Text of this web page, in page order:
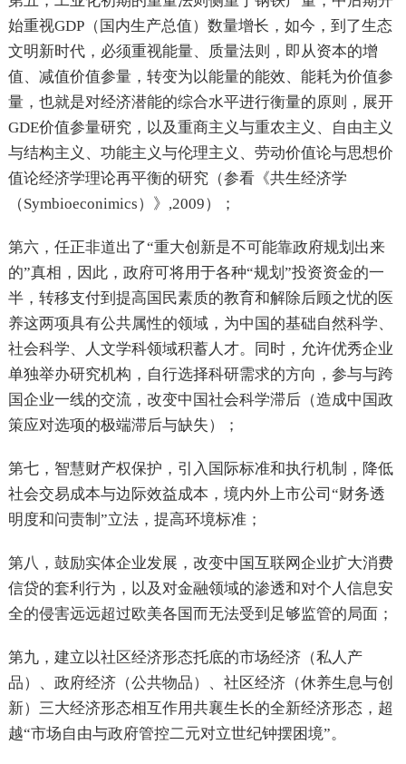
始重视GDP（国内生产总值）数量增长，如今，到了生态
文明新时代，必须重视能量、质量法则，即从资本的增
值、减值价值参量，转变为以能量的能效、能耗为价值参
量，也就是对经济潜能的综合水平进行衡量的原则，展开
GDE价值参量研究，以及重商主义与重农主义、自由主义
与结构主义、功能主义与伦理主义、劳动价值论与思想价
值论经济学理论再平衡的研究（参看《共生经济学
（Symbioeconimics）》,2009）；
第六，任正非道出了“重大创新是不可能靠政府规划出来
的”真相，因此，政府可将用于各种“规划”投资资金的一
半，转移支付到提高国民素质的教育和解除后顾之忧的医
养这两项具有公共属性的领域，为中国的基础自然科学、
社会科学、人文学科领域积蓄人才。同时，允许优秀企业
单独举办研究机构，自行选择科研需求的方向，参与与跨
国企业一线的交流，改变中国社会科学滞后（造成中国政
策应对选项的极端滞后与缺失）；
第七，智慧财产权保护，引入国际标准和执行机制，降低
社会交易成本与边际效益成本，境内外上市公司“财务透
明度和问责制”立法，提高环境标准；
第八，鼓励实体企业发展，改变中国互联网企业扩大消费
信贷的套利行为，以及对金融领域的渗透和对个人信息安
全的侵害远远超过欧美各国而无法受到足够监管的局面；
第九，建立以社区经济形态托底的市场经济（私人产
品）、政府经济（公共物品）、社区经济（休养生息与创
新）三大经济形态相互作用共襄生长的全新经济形态，超
越“市场自由与政府管控二元对立世纪钟摆困境”。